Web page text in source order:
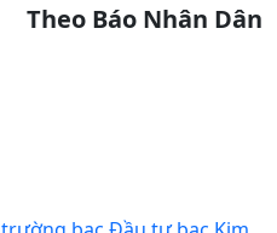
Theo Báo Nhân Dân